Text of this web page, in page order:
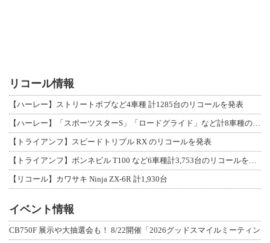
リコール情報
【ハーレー】ストリートボブなど4車種 計1285台のリコールを発表
【トライアンフ】スピードトリプル RX のリコールを発表
【リコール】カワサキ Ninja ZX-6R 計1,930台
イベント情報
CB750F 展示や大抽選会も！ 8/22開催「2026グッドスマイルミーティン